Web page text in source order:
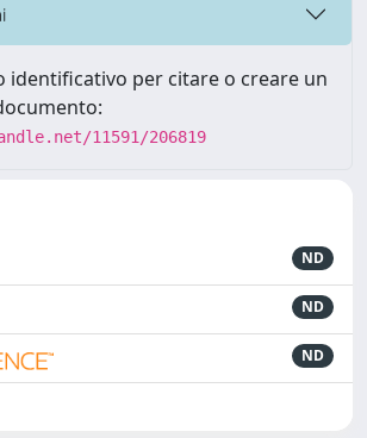
identificativo per citare o creare un
11591/206819
ND
ND
ND